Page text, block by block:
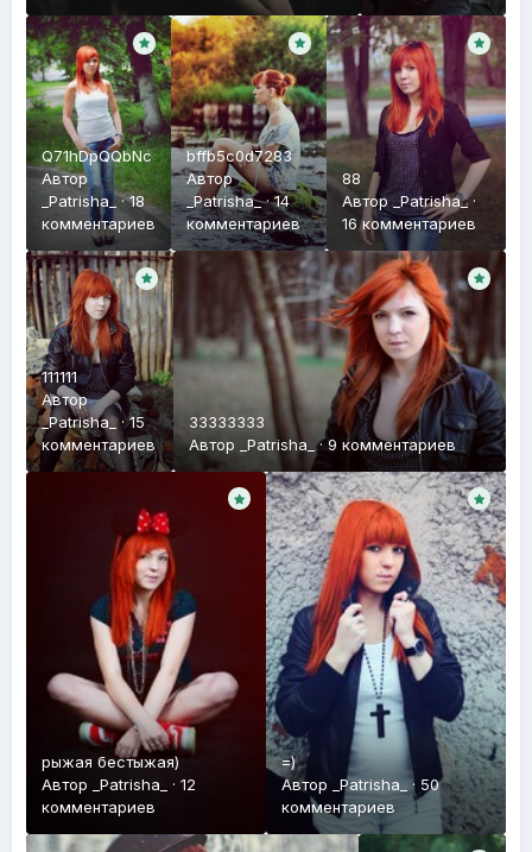
Q71hDpQQbNc
Автор
_Patrisha_·18
комментариев
bffb5c0d7283
Автор
_Patrisha_·14
комментариев
88
Автор_Patrisha_·
16 комментариев
111111
Автор
_Patrisha_·15
комментариев
33333333
Автор
_Patrisha_ ·9 комментариев
рыжая бестыжая)
Автор
_Patrisha_ · 12
комментариев
=)
Автор
_Patrisha_· 50
комментариев